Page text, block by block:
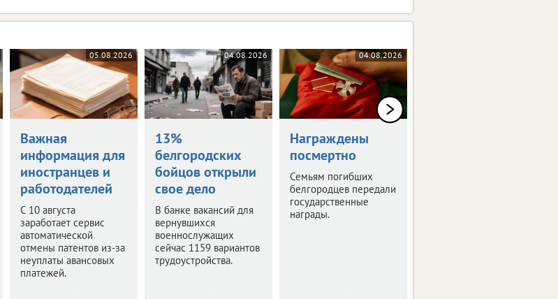
05.08.2026
Важная
информация для
иностранцев и
работодателей
С 10 августа
заработает сервис
автоматической
отмены патентов из-за
неуплаты авансовых
платежей.
04.08.2026
13%
белгородских
бойцов открыли
свое дело
В банке вакансий для
вернувшихся
военнослужащих
сейчас 1159 вариантов
трудоустройства.
04.08.2026
Награждены
посмертно
Семьям погибших
белгородцев передали
государственные
награды.